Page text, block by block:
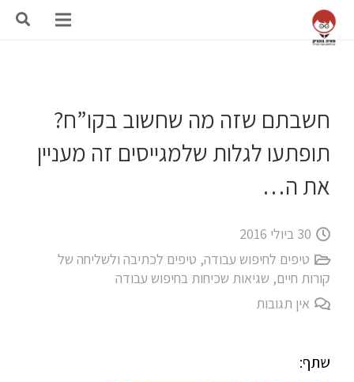
חשבתם שזה מה שחשוב בקו”ח?
תופתעו לגלות שלמגייסים זה מעניין
את ה…
30 ביולי 2016
טיפים לחיפוש עבודה, טיפים לכתיבה ולשליחה של
קורות חיים, שגיאות שכיחות בחיפוש עבודה
אין תגובות
שתף: